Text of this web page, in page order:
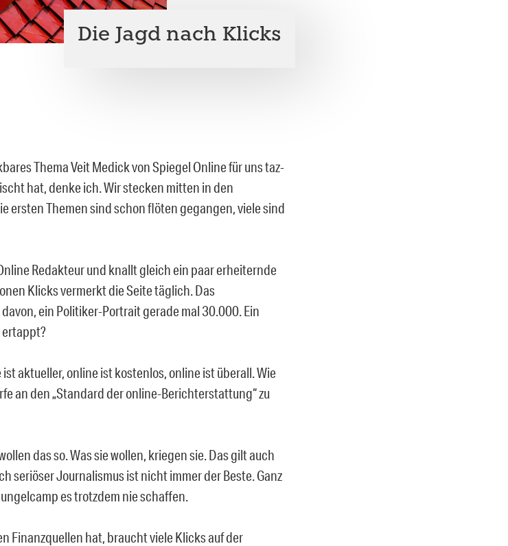
Die Jagd nach Klicks
Thema Veit Medick von Spiegel Online für uns taz-
hat, denke ich. Wir stecken mitten in den
ersten Themen sind schon flöten gegangen, viele sind
Redakteur und knallt gleich ein paar erheiternde
Klicks vermerkt die Seite täglich. Das
ein Politiker-Portrait gerade mal 30.000. Ein
ertappt?
aktueller, online ist kostenlos, online ist überall. Wie
an den „Standard der online-Berichterstattung“ zu
das so. Was sie wollen, kriegen sie. Das gilt auch
seriöser Journalismus ist nicht immer der Beste. Ganz
es trotzdem nie schaffen.
Finanzquellen hat, braucht viele Klicks auf der